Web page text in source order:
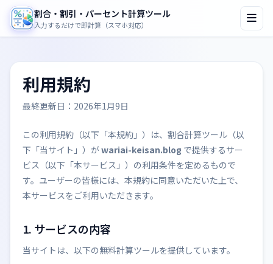
割合・割引・パーセント計算ツール
入力するだけで即計算（スマホ対応）
利用規約
最終更新日：2026年1月9日
この利用規約（以下「本規約」）は、割合計算ツール（以
下「当サイト」）が wariai-keisan.blog で提供するサー
ビス（以下「本サービス」）の利用条件を定めるもので
す。ユーザーの皆様には、本規約に同意いただいた上で、
本サービスをご利用いただきます。
1. サービスの内容
当サイトは、以下の無料計算ツールを提供しています。